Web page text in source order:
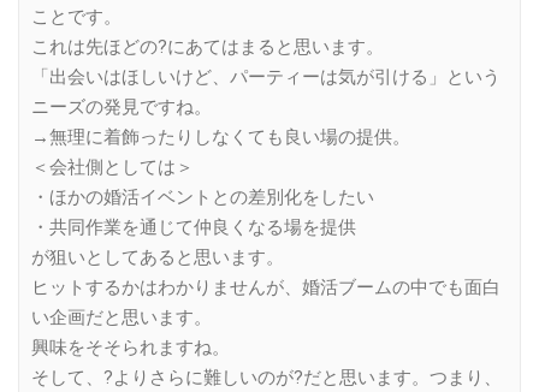
ことです。
これは先ほどの?にあてはまると思います。
「出会いはほしいけど、パーティーは気が引ける」という
ニーズの発見ですね。
→無理に着飾ったりしなくても良い場の提供。
＜会社側としては＞
・ほかの婚活イベントとの差別化をしたい
・共同作業を通じて仲良くなる場を提供
が狙いとしてあると思います。
ヒットするかはわかりませんが、婚活ブームの中でも面白
い企画だと思います。
興味をそそられますね。
そして、?よりさらに難しいのが?だと思います。つまり、